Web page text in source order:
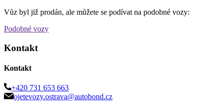
Vůz byl již prodán, ale můžete se podívat na podobné vozy:
Podobné vozy
Kontakt
Kontakt
+420 731 653 663
ojetevozy.ostrava@autobond.cz